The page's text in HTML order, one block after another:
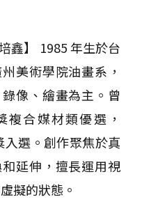
鑫】 1985 年生於台
美術學院油畫系，
像、繪畫為主。曾
複合媒材類優選，
入選。創作聚焦於真
延伸，擅長運用視
擬的狀態。